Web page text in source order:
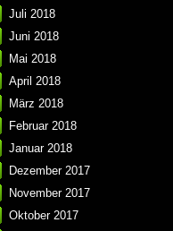
Juli 2018
Juni 2018
Mai 2018
April 2018
März 2018
Februar 2018
Januar 2018
Dezember 2017
November 2017
Oktober 2017